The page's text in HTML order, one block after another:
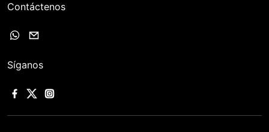
Contáctenos
Síganos